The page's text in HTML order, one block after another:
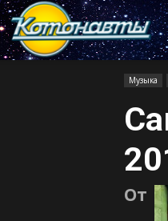
Музыка
От